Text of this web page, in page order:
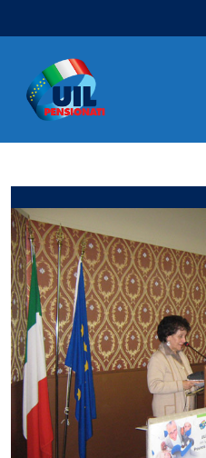
Navigazione principale